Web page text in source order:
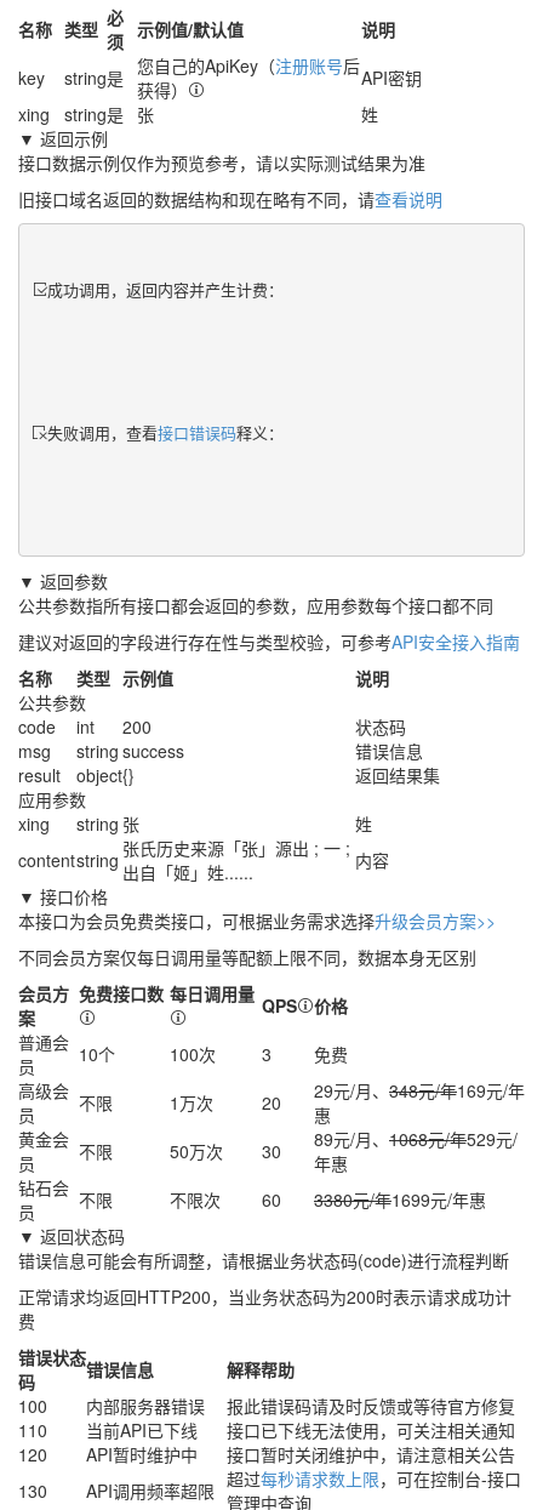
名称 类型 必
须 示例值/默认值
说明
key
string是 您自己的ApiKey（注册账号后
获得）
API密钥
xing
string是 张
姓
▼ 返回示例
接口数据示例仅作为预览参考，请以实际测试结果为准
旧接口域名返回的数据结构和现在略有不同，请查看说明
成功调用，返回内容并产生计费：
失败调用，查看接口错误码释义：
▼ 返回参数
公共参数指所有接口都会返回的参数，应用参数每个接口都不同
建议对返回的字段进行存在性与类型校验，可参考API安全接入指南
名称
类型 示例值
说明
公共参数
code
int 200
状态码
msg
string success
错误信息
result
object{}
返回结果集
应用参数
xing
string 张
姓
contentstring 张氏历史来源「张」源出 ; 一 ;
出自「姬」姓......
内容
▼ 接口价格
本接口为会员免费类接口，可根据业务需求选择升级会员方案>>
不同会员方案仅每日调用量等配额上限不同，数据本身无区别
会员方
案
免费接口数 每日调用量 QPS
价格
普通会
员
10个 100次 3
免费
高级会
员
不限 1万次 20 29元/月、 348元/年169元/年
惠
黄金会
员
不限 50万次 30 89元/月、 1068元/年529元/
年惠
钻石会
员
不限 不限次 60 3380元/年1699元/年惠
▼ 返回状态码
错误信息可能会有所调整，请根据业务状态码(code)进行流程判断
正常请求均返回HTTP200，当业务状态码为200时表示请求成功计
费
错误状态
码
错误信息
解释帮助
100
内部服务器错误
报此错误码请及时反馈或等待官方修复
110
当前API已下线
接口已下线无法使用，可关注相关通知
120
API暂时维护中
接口暂时关闭维护中，请注意相关公告
130
API调用频率超限 超过每秒请求数上限，可在控制台-接口
管理中查询